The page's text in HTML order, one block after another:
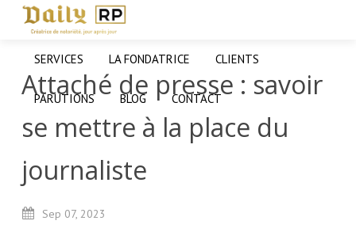
SERVICES LA FONDATRICE CLIENTS
PARUTIONS BLOG CONTACT
Attaché de presse : savoir
se mettre à la place du
journaliste
Sep 07, 2023